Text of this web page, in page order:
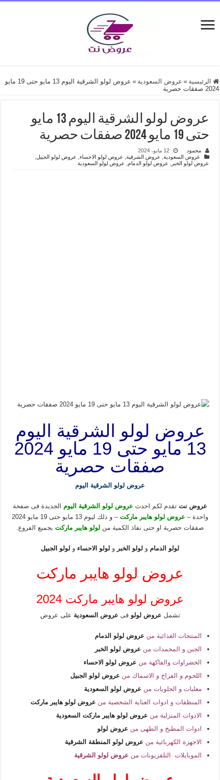
الرئيسية » عروض السعودية »
عروض لولو الشرقية اليوم 13 مايو حتى 19 مايو
2024 صفقات حصرية
عروض لولو الشرقية اليوم 13 مايو
حتى 19 مايو 2024 صفقات حصرية
محمود
12 مايو، 2024
عروض السعودية, عروض الشرقية, عروض لولو الاحساء, عروض لولو الجبيل,
عروض لولو الخبر
عروض لولو الدمام, عروض لولو السعودية
عروض لولو الشرقية اليوم
13 مايو حتى 19 مايو 2024
صفقات حصرية
عروض لولو الشرقية اليوم
عروض نتتقدم لكم احدث عروض لولو الشرقية اليوم الجديدة فى صفحة
واحدة – عروض لولو هايبر ماركت
– و ذلك ليوم 13 مايو حتى 19 مايو 2024
صفقات حصرية او حتى نفاذ الكمية من لولو هايبر ماركت بجميع الفروع.
لولو الدمام و لولو الخبر و لولو الاحساء ولولو الجبيل
عروض لولو هايبر ماركت
عروض لولو هايبر ماركت 2024
تشمل عروض لولو فى عروض السعوديةعلى عروض
المنتجات الغذائية من عروض لولو الدمام
الجبن و المجمدات من عروض لولو الخبر
الخضراوات والفاكهة من عروض لولو الاحساء
اللحوم و الفراخ و الاسماك من عروض لولو الجبيل
معلبات و الحلويات من عروض لولو السعودية
المنظفات و ادوات العناية الشخصية من عروض لولو هايبر ماركت
الادوات المنزلية من عروض لولو هايبر ماركت السعودية
ادوات المطبخ و الطهى من عروض لولو
الاجهزة الكهربائية من عروض لولو المنطقة الشرقية
الموبايلات التلفزيونات من عروض لولو الشرقية